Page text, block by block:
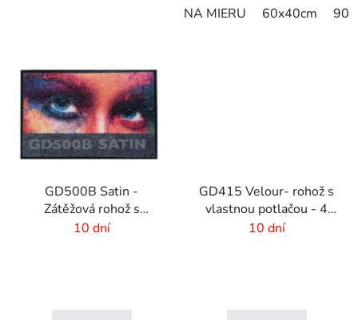
NA MIERU 60x40cm
GD500B Satin -
Zátěžová rohož s
digitálnou potlačou a
10 dní
GD415 Velour- rohož s
vlastnou potlačou - 4
mm vlas
10 dní